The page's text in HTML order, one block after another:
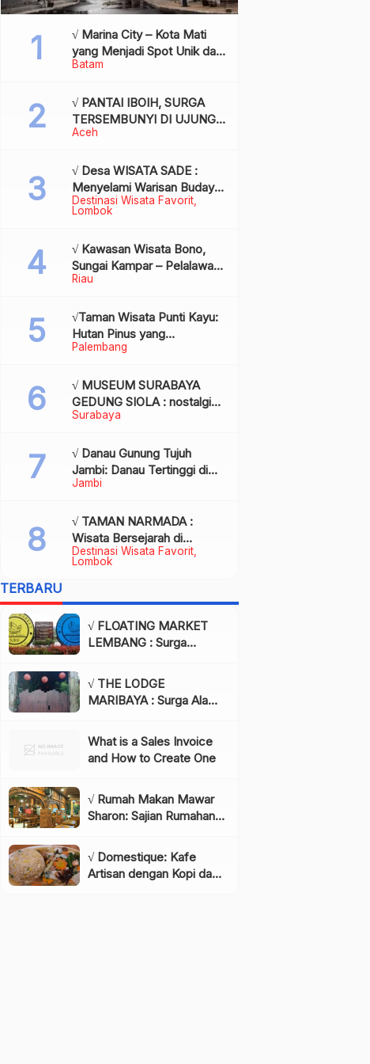
Batam
√ Marina City – Kota Mati
yang Menjadi Spot Unik dan
Bersejarah di Batam,
Aceh
√ PANTAI IBOIH, SURGA
TERSEMBUNYI DI UJUNG
BARAT INDONESIA
Destinasi Wisata Favorit
Lombok
√ Desa WISATA SADE :
Menyelami Warisan Budaya
Suku Sasak di Jantung
Riau
√ Kawasan Wisata Bono,
Sungai Kampar – Pelalawan:
Fenomena Ombak di
Mendunia, Review & Info
Palembang
√Taman Wisata Punti Kayu:
Hutan Pinus yang
Menyegarkan di Tengah
Surabaya
√ MUSEUM SURABAYA
GEDUNG SIOLA : nostalgia
dalam balutan modernitas di
Review & Info
Jambi
√ Danau Gunung Tujuh
Jambi: Danau Tertinggi di
Asia Tenggara, Tiket, Rute,
Destinasi Wisata Favorit
Lombok
√ TAMAN NARMADA :
Wisata Bersejarah di
Lombok yang Memukau
TERBARU
√ FLOATING MARKET
LEMBANG : Surga
di Bandung yang Wajib
Dikunjungi, Info & Harga
Tiket
√ THE LODGE
MARIBAYA : Surga Alam
Lembang yang Wajib
Dikunjungi!, Info & Harga
Tiket
What is a Sales Invoice
and How to Create One
√ Rumah Makan Mawar
Sharon: Sajian Rumahan
Menggugah Selera,
Review & Info Lengkap
√ Domestique: Kafe
Artisan dengan Kopi dan